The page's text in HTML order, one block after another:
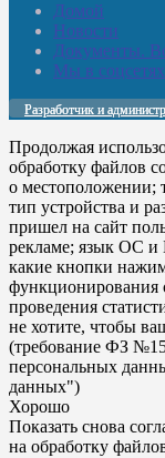
Домой
Новости
Документы.
Мы в соцсетях
Разработчик и
Продолжая
обработку файлов
о местоположении;
тип устройства и
пришел на сайт
рекламе; язык ОС и
какие кнопки
функционирования
проведения
не хотите, чтобы
(требование ФЗ
персональных
данных")
Хорошо
Показать снова
на обработку